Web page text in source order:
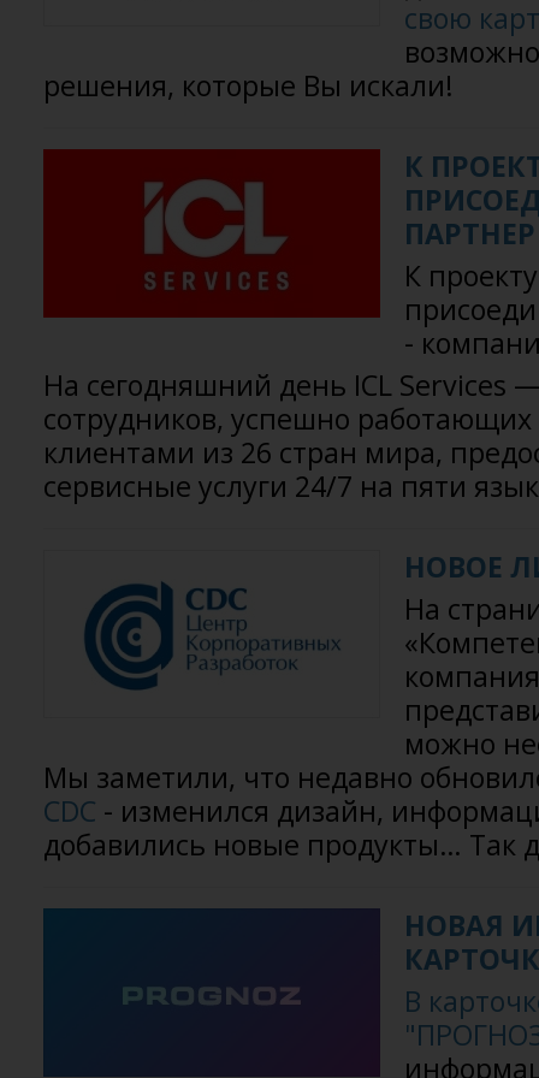
свою
решения, которые Вы искали!
К
К
-
На сегодняшний день ICL Services
сотрудников, успешно
клиентами из 26 стран мира,
сервисные услуги 24/7 на пяти
НОВОЕ
На
можно
Мы заметили, что недавно
CDC - изменился дизайн,
добавились новые продукты… Так
НОВАЯ
В